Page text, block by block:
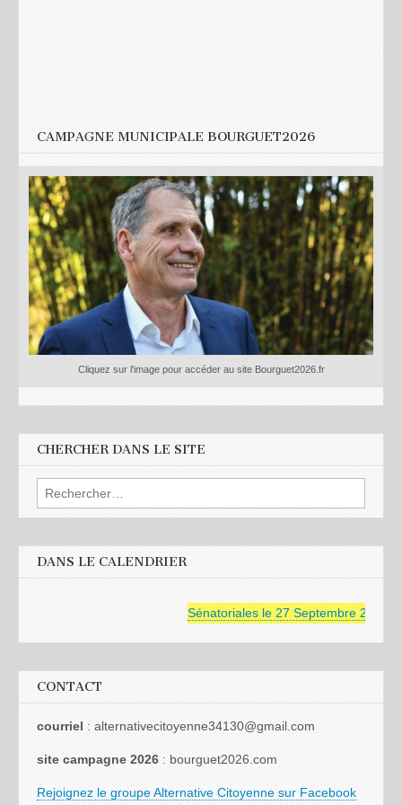
CAMPAGNE MUNICIPALE BOURGUET2026
Cliquez sur l'image pour accéder au site Bourguet2026.fr
CHERCHER DANS LE SITE
Rechercher :
DANS LE CALENDRIER
Sénatoriales le 27 Septembre 2026
CONTACT
courriel : alternativecitoyenne34130@gmail.com
site campagne 2026 : bourguet2026.com
Rejoignez le groupe Alternative Citoyenne sur Facebook